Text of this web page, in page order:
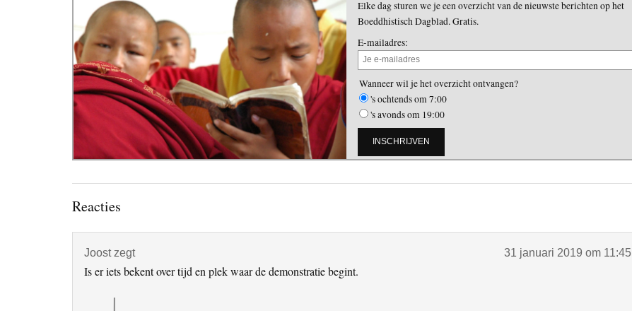
Elke dag sturen we je een overzicht van de nieuwste berichten op het
Boeddhistisch Dagblad. Gratis.
E-mailadres:
Wanneer wil je het overzicht ontvangen?
's ochtends om 7:00
's avonds om 19:00
Lees
Reacties
Joost zegt 31 januari 2019 om 11:45
Is er iets bekent over tijd en plek waar de demonstratie begint.